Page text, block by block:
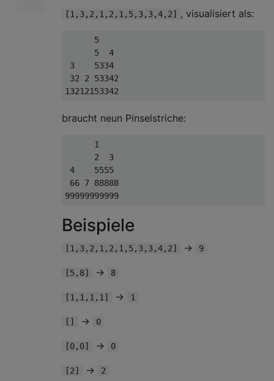
[1,3,2,1,2,1,5,3,3,4,2] , visualisiert als:
      5
      5  4
3    5334
32 2 53342
braucht neun Pinselstriche:
      1
      2  3
4    5555
66 7 88888
Beispiele
[1,3,2,1,2,1,5,3,3,4,2] → 9
[5,8] → 8
[1,1,1,1] → 1
[] → 0
[0,0] → 0
[2] → 2